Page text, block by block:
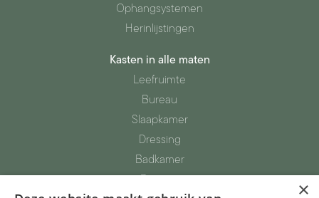
Ophangsystemen
Herinlijstingen
Kasten in alle maten
Leefruimte
Bureau
Slaapkamer
Dressing
Badkamer
Berging
×